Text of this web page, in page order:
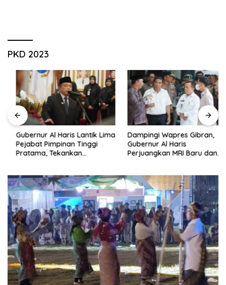
PKD 2023
Gubernur Al Haris Lantik Lima
Pejabat Pimpinan Tinggi
Pratama, Tekankan
Integritas
Dampingi Wapres Gibran,
Gubernur Al Haris
Perjuangkan MRI Baru dan